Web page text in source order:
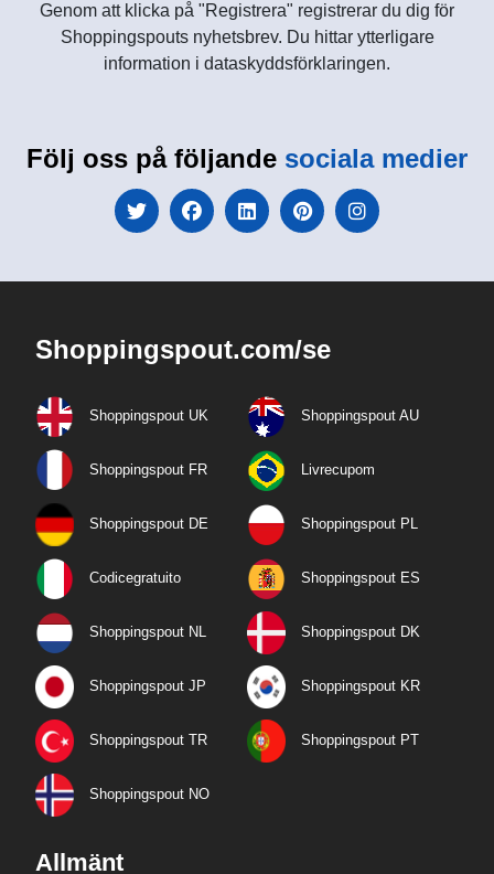
Genom att klicka på "Registrera" registrerar du dig för
Shoppingspouts nyhetsbrev. Du hittar ytterligare
information i dataskyddsförklaringen.
Följ oss på följande sociala medier
Shoppingspout.com/se
Shoppingspout UK Shoppingspout AU
Shoppingspout FR Livrecupom
Shoppingspout DE Shoppingspout PL
Codicegratuito Shoppingspout ES
Shoppingspout NL Shoppingspout DK
Shoppingspout JP Shoppingspout KR
Shoppingspout TR Shoppingspout PT
Shoppingspout NO
Allmänt